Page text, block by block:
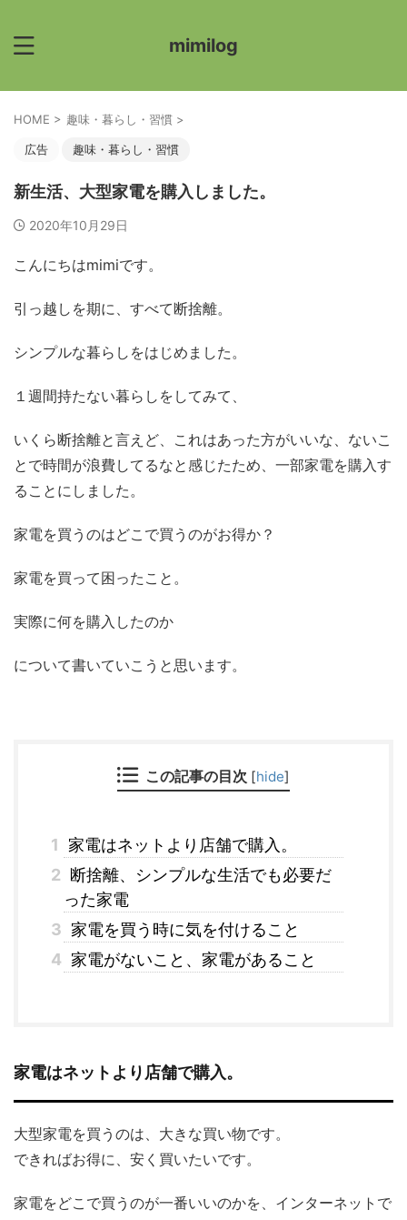
mimilog
HOME > 趣味・暮らし・習慣 >
広告 趣味・暮らし・習慣
新生活、大型家電を購入しました。
2020年10月29日
こんにちはmimiです。
引っ越しを期に、すべて断捨離。
シンプルな暮らしをはじめました。
１週間持たない暮らしをしてみて、
いくら断捨離と言えど、これはあった方がいいな、ないこ
とで時間が浪費してるなと感じたため、一部家電を購入す
ることにしました。
家電を買うのはどこで買うのがお得か？
家電を買って困ったこと。
実際に何を購入したのか
について書いていこうと思います。
この記事の目次 [hide]
1
家電はネットより店舗で購入。
2 断捨離、シンプルな生活でも必要だ
った家電
3 家電を買う時に気を付けること
4 家電がないこと、家電があること
家電はネットより店舗で購入。
大型家電を買うのは、大きな買い物です。
できればお得に、安く買いたいです。
家電をどこで買うのが一番いいのかを、インターネットで